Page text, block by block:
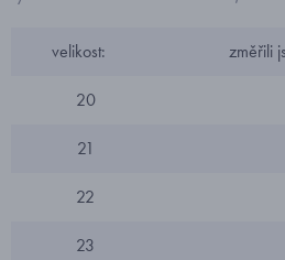
velikost: změřili
20
21
22
23